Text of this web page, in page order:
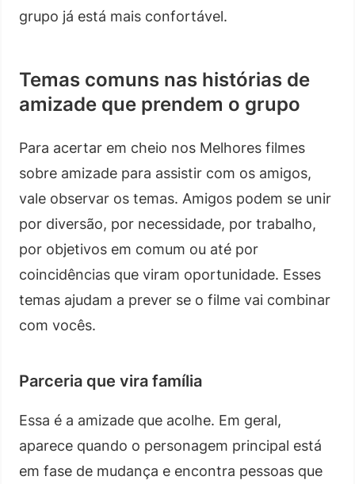
grupo já está mais confortável.
Temas comuns nas histórias de
amizade que prendem o grupo
Para acertar em cheio nos Melhores filmes
sobre amizade para assistir com os amigos,
vale observar os temas. Amigos podem se unir
por diversão, por necessidade, por trabalho,
por objetivos em comum ou até por
coincidências que viram oportunidade. Esses
temas ajudam a prever se o filme vai combinar
com vocês.
Parceria que vira família
Essa é a amizade que acolhe. Em geral,
aparece quando o personagem principal está
em fase de mudança e encontra pessoas que